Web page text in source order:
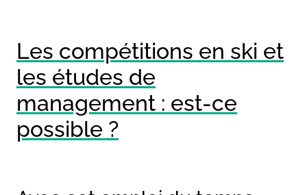
Les compétitions en ski et
les études de
management : est-ce
possible ?